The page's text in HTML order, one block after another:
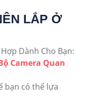
LẮP Ở
Dành Cho Bạn:
Camera Quan
bạn có thể lựa